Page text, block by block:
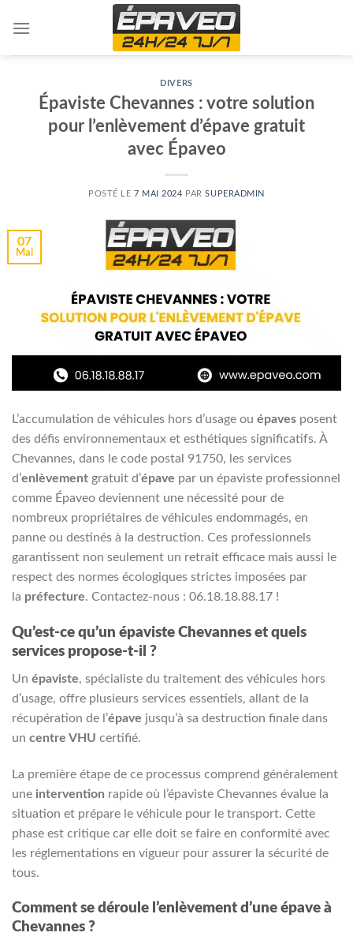
DIVERS
Épaviste Chevannes : votre solution
pour l’enlèvement d’épave gratuit
avec Épaveo
POSTÉ LE 7 MAI 2024 PARSUPERADMIN
07
Mai
L’accumulation de véhicules hors d’usage ou épaves posent
des défis environnementaux et esthétiques significatifs. À
Chevannes, dans le code postal 91750, les services
d’enlèvement gratuit d’épave par un épaviste professionnel
comme Épaveo deviennent une nécessité pour de
nombreux propriétaires de véhicules endommagés, en
panne ou destinés à la destruction. Ces professionnels
garantissent non seulement un retrait efficace mais aussi le
respect des normes écologiques strictes imposées par
la préfecture. Contactez-nous : 06.18.18.88.17 !
Qu’est-ce qu’un épaviste Chevannes et quels
services propose-t-il ?
Un épaviste, spécialiste du traitement des véhicules hors
d’usage, offre plusieurs services essentiels, allant de la
récupération de l’épave jusqu’à sa destruction finale dans
un centre VHU certifié.
La première étape de ce processus comprend généralement
une intervention rapide où l’épaviste Chevannes évalue la
situation et prépare le véhicule pour le transport. Cette
phase est critique car elle doit se faire en conformité avec
les réglementations en vigueur pour assurer la sécurité de
tous.
Comment se déroule l’enlèvement d’une épave à
Chevannes ?